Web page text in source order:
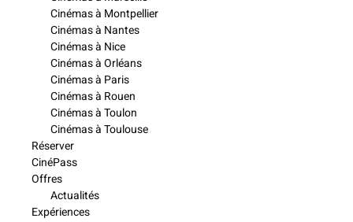
Cinémas à Montpellier
Cinémas à Nantes
Cinémas à Nice
Cinémas à Orléans
Cinémas à Paris
Cinémas à Rouen
Cinémas à Toulon
Cinémas à Toulouse
Réserver
CinéPass
Offres
Actualités
Expériences